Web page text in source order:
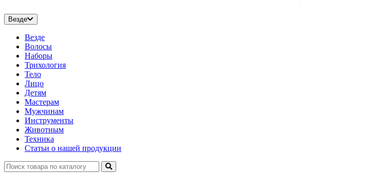
Везде
Везде
Волосы
Наборы
Трихология
Тело
Лицо
Детям
Мастерам
Мужчинам
Инструменты
Животным
Техника
Статьи о нашей продукции